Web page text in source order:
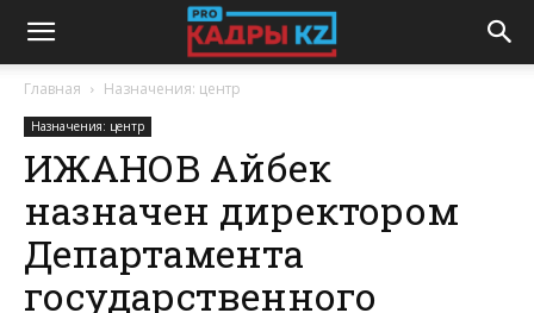
Главная Назначения: центр
Назначения: центр
ИЖАНОВ Айбек
назначен директором
Департамента
государственного